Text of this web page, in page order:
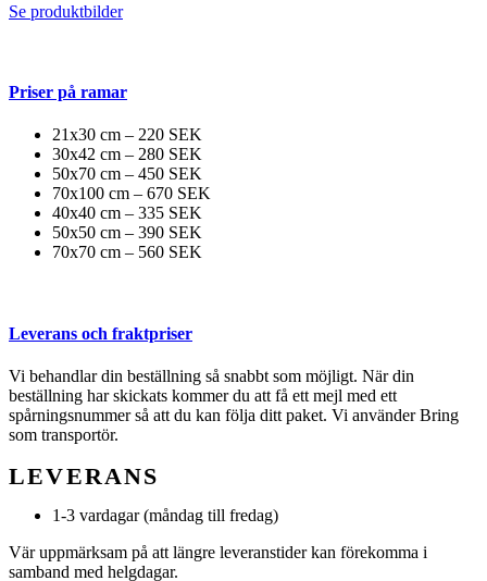
Se produktbilder
Priser på ramar
21x30 cm – 220 SEK
30x42 cm – 280 SEK
50x70 cm – 450 SEK
70x100 cm – 670 SEK
40x40 cm – 335 SEK
50x50 cm – 390 SEK
70x70 cm – 560 SEK
Leverans och fraktpriser
Vi behandlar din beställning så snabbt som möjligt. När din
beställning har skickats kommer du att få ett mejl med ett
spårningsnummer så att du kan följa ditt paket. Vi använder Bring
som transportör.
LEVERANS
1-3 vardagar (måndag till fredag)
Vär uppmärksam på att längre leveranstider kan förekomma i
samband med helgdagar.